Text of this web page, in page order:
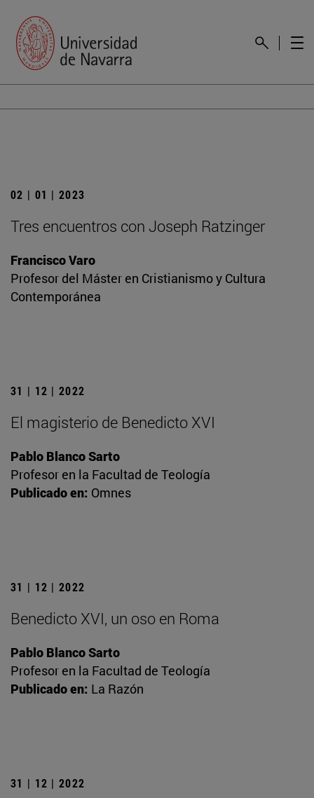
02 | 01 | 2023
Tres encuentros con Joseph Ratzinger
Francisco Varo
Profesor del Máster en Cristianismo y Cultura
Contemporánea
31 | 12 | 2022
El magisterio de Benedicto XVI
Pablo Blanco Sarto
Profesor en la Facultad de Teología
Publicado en: Omnes
31 | 12 | 2022
Benedicto XVI, un oso en Roma
Pablo Blanco Sarto
Profesor en la Facultad de Teología
Publicado en: La Razón
31 | 12 | 2022